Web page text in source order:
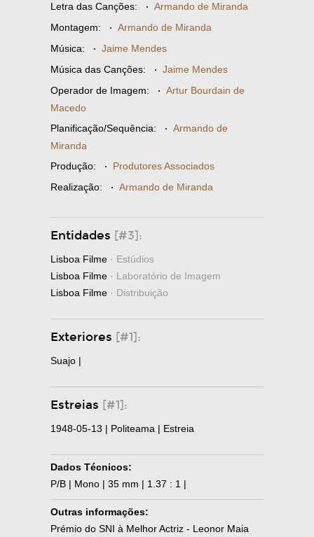
Letra das Canções: · Armando de Miranda
Montagem: · Armando de Miranda
Música: · Jaime Mendes
Música das Canções: · Jaime Mendes
Operador de Imagem: · Artur Bourdain de
Macedo
Planificação/Sequência: · Armando de
Miranda
Produção: · Produtores Associados
Realização: · Armando de Miranda
Entidades [#3]:
Lisboa Filme · Estúdios
Lisboa Filme · Laboratório de Imagem
Lisboa Filme · Distribuição
Exteriores [#1]:
Suajo |
Estreias [#1]:
1948-05-13 | Politeama | Estreia
Dados Técnicos:
P/B | Mono | 35 mm | 1.37 : 1 |
Outras informações:
Prémio do SNI à Melhor Actriz - Leonor Maia